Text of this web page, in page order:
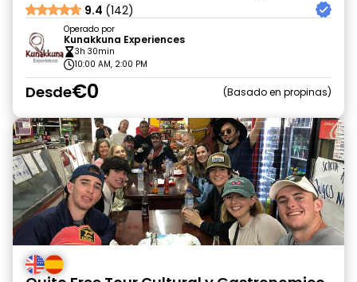
9.4 (142)
Operado por
Kunakkuna Experiences
3h 30min
10:00 AM, 2:00 PM
Desde€0 Basado en propinas